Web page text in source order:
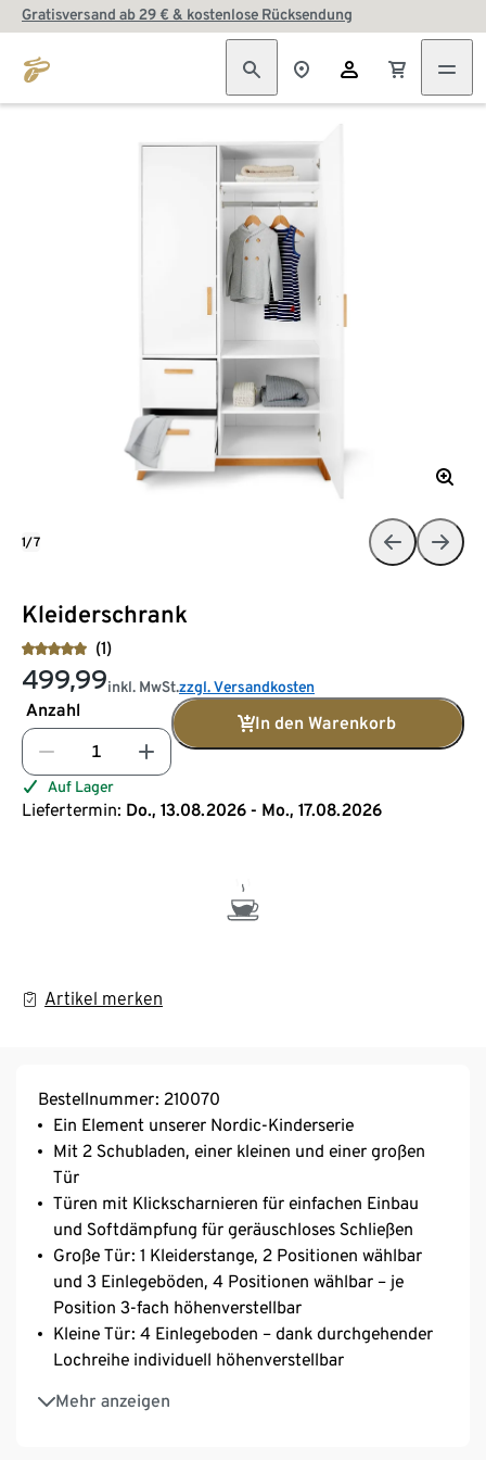
Gratisversand ab 29 € & kostenlose Rücksendung
Kleiderschrank
(1)
499,99inkl. MwSt.zzgl. Versandkosten
Anzahl
In den Warenkorb
Auf Lager
Liefertermin: Do., 13.08.2026 - Mo., 17.08.2026
Artikel merken
1/7
Bestellnummer: 210070
Ein Element unserer Nordic-Kinderserie
Mit 2 Schubladen, einer kleinen und einer großen
Tür
Türen mit Klickscharnieren für einfachen Einbau
und Softdämpfung für geräuschloses Schließen
Große Tür: 1 Kleiderstange, 2 Positionen wählbar
und 3 Einlegeböden, 4 Positionen wählbar – je
Position 3-fach höhenverstellbar
Kleine Tür: 4 Einlegeboden – dank durchgehender
Lochreihe individuell höhenverstellbar
Mehr anzeigen
Schubladen mit Unterflur-Vollauszug und
extrahohen Wänden für maximale Nutzung des